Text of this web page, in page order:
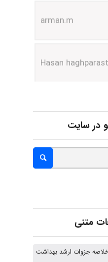
Sara
در سایت
متنی
+ خلاصه جزوات ارشد بهداشت